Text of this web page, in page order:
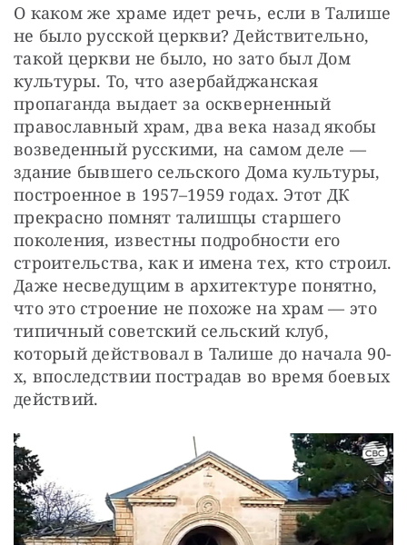
О каком же храме идет речь, если в Талише
не было русской церкви? Действительно,
такой церкви не было, но зато был Дом
культуры. То, что азербайджанская
пропаганда выдает за оскверненный
православный храм, два века назад якобы
возведенный русскими, на самом деле —
здание бывшего сельского Дома культуры,
построенное в 1957–1959 годах. Этот ДК
прекрасно помнят талишцы старшего
поколения, известны подробности его
строительства, как и имена тех, кто строил.
Даже несведущим в архитектуре понятно,
что это строение не похоже на храм — это
типичный советский сельский клуб,
который действовал в Талише до начала 90-
х, впоследствии пострадав во время боевых
действий.